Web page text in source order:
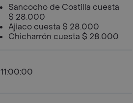
Sancocho de Costilla cuesta
$ 28.000
Ajiaco cuesta $ 28.000
Chicharrón cuesta $ 28.000
11:00:00